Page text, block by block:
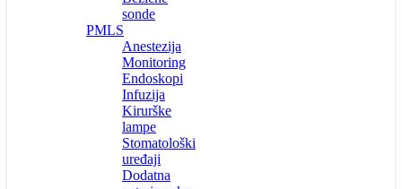
sonde
PMLS
Anestezija
Monitoring
Endoskopi
Infuzija
Kirurške
lampe
Stomatološki
uređaji
Dodatna